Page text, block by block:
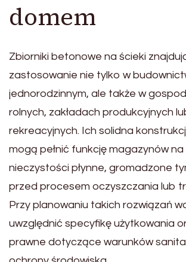
domem
Zbiorniki betonowe na ścieki
zastosowanie nie tylko w
jednorodzinnym, ale także w
rolnych, zakładach produkcyjnych
rekreacyjnych. Ich solidna
mogą pełnić funkcję magazynów
nieczystości płynne, gromadzone
przed procesem oczyszczania lub
Przy planowaniu takich rozwiązań
uwzględnić specyfikę użytkowania
prawne dotyczące warunków